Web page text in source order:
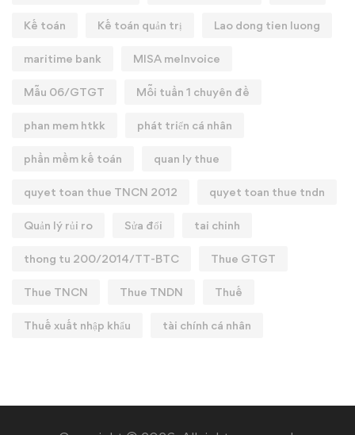
Kế toán Kế toán quản trị Lao dong tien luong
maritime bank MISA meInvoice
Mẫu 06/GTGT Mỗi tuần 1 chuyên đề
phan mem htkk phát triển cá nhân
phần mềm kế toán quan ly thue
quyet toan thue TNCN 2012 quyet toan thue tndn
Quản lý rủi ro Sửa đổi tai chinh
thong tu 200/2014/TT-BTC Thue GTGT
Thue TNCN Thue TNDN Thuế
Thuế xuất nhập khẩu tài chính cá nhân